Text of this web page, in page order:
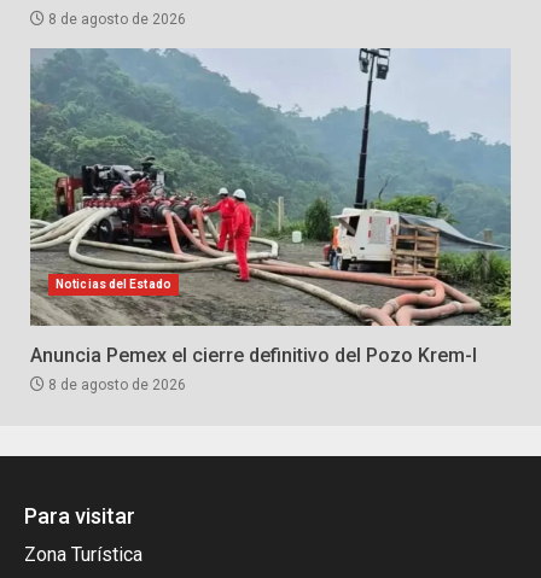
8 de agosto de 2026
Noticias del Estado
Anuncia Pemex el cierre definitivo del Pozo Krem-I
8 de agosto de 2026
Para visitar
Zona Turística